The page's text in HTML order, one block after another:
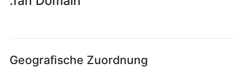
Geografische Zuordnung